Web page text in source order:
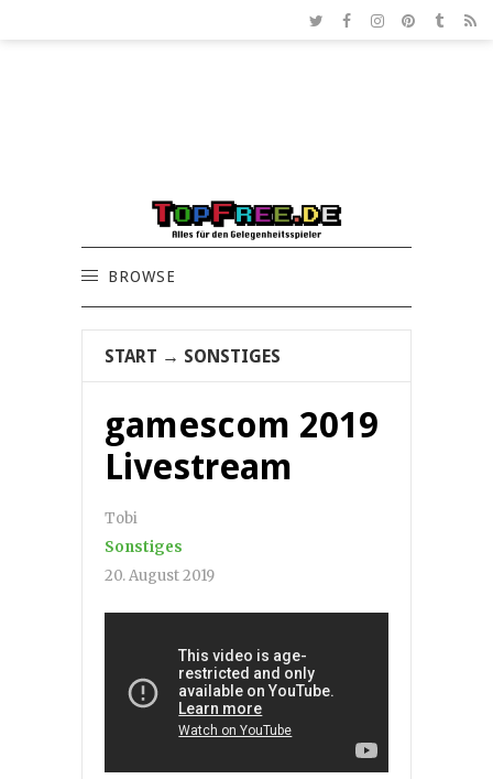
BROWSE
START → SONSTIGES
gamescom 2019
Livestream
Tobi
Sonstiges
20. August 2019